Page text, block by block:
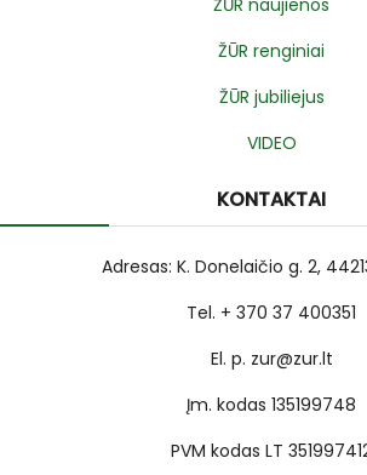
ŽŪR naujienos
ŽŪR renginiai
ŽŪR jubiliejus
VIDEO
KONTAKTAI
Adresas: K. Donelaičio g. 2,
Tel. + 370 37 400351
El. p. zur@zur.lt
Įm. kodas 135199748
PVM kodas LT